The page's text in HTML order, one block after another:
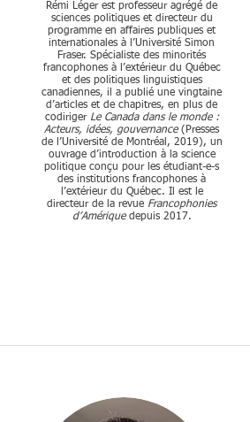
Rémi Léger est professeur agrégé de
sciences politiques et directeur du
programme en affaires publiques et
internationales à l’Université Simon
Fraser. Spécialiste des minorités
francophones à l’extérieur du Québec
et des politiques linguistiques
canadiennes, il a publié une vingtaine
d’articles et de chapitres, en plus de
codirigerLe Canada dans le monde :
Acteurs, idées, gouvernance(Presses
de l’Université de Montréal, 2019), un
ouvrage d’introduction à la science
politique conçu pour les étudiant-e-s
des institutions francophones à
l’extérieur du Québec. Il est le
directeur de la revue Francophonies
d’Amériquedepuis 2017.